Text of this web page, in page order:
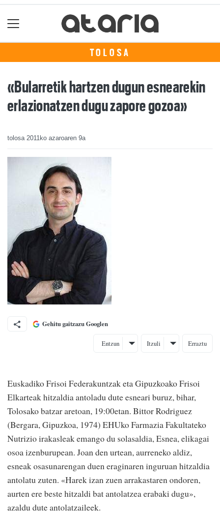
TOLOSA
«Bularretik hartzen dugun esnearekin
erlazionatzen dugu zapore gozoa»
tolosa 2011ko azaroaren 9a
Gehitu gaitzazu Googlen
Entzun Itzuli Erraztu
Euskadiko Frisoi Federakuntzak eta Gipuzkoako Frisoi
Elkarteak hitzaldia antoladu dute esneari buruz, bihar,
Tolosako batzar aretoan, 19:00etan. Bittor Rodriguez
(Bergara, Gipuzkoa, 1974) EHUko Farmazia Fakultateko
Nutrizio irakasleak emango du solasaldia, Esnea, elikagai
osoa izenburupean. Joan den urtean, aurreneko aldiz,
esneak osasunarengan duen eraginaren inguruan hitzaldia
antolatu zuten. «Harek izan zuen arrakastaren ondoren,
aurten ere beste hitzaldi bat antolatzea erabaki dugu»,
azaldu dute antolatzaileek.